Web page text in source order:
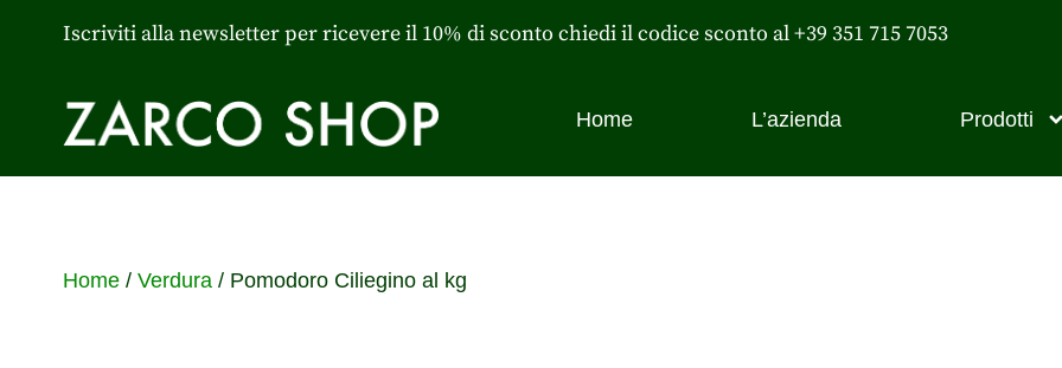
Iscriviti alla newsletter per ricevere il 10% di sconto chiedi il codice sconto al +39 351 715 7053
Home L’azienda Prodotti
Home/ Verdura/ Pomodoro Ciliegino al kg